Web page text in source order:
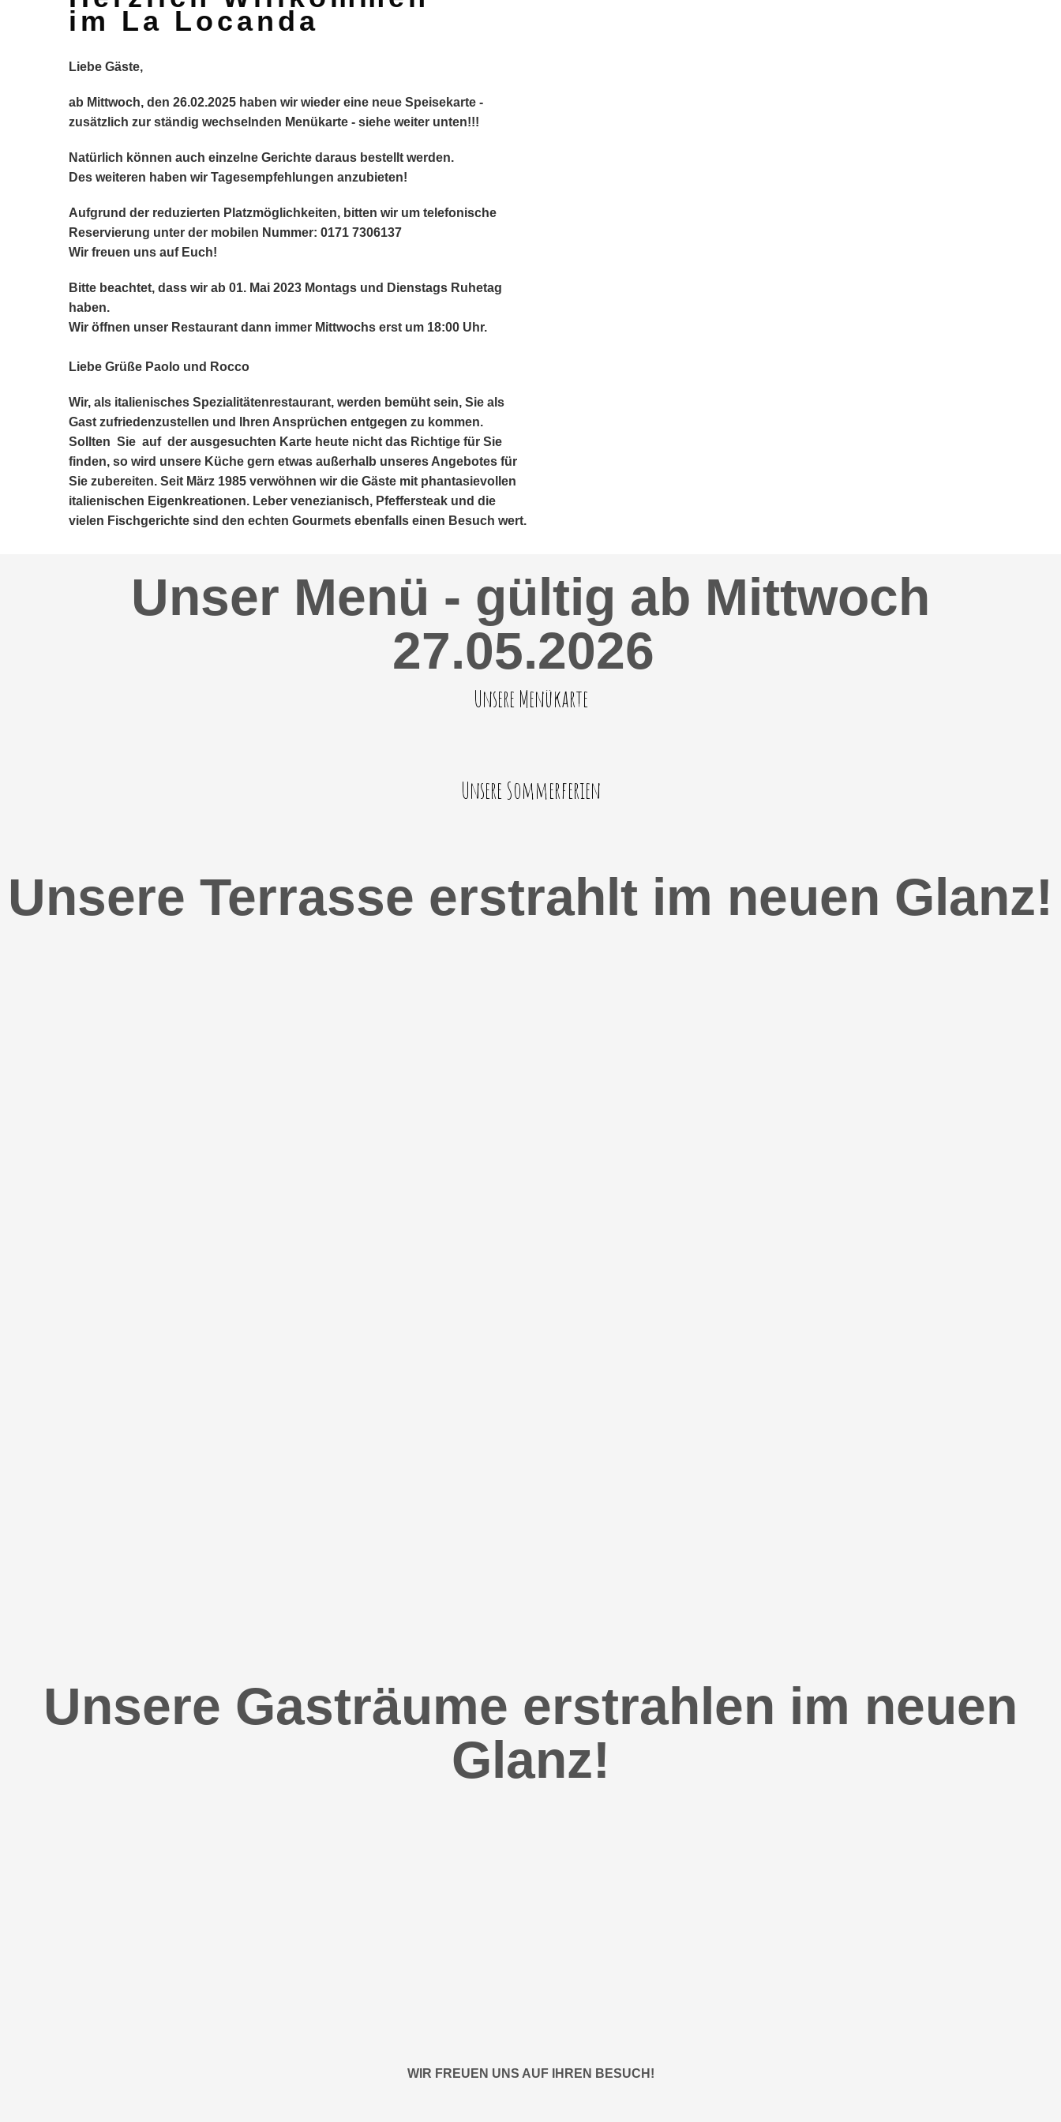
im La Locanda
Liebe Gäste,
ab Mittwoch, den 26.02.2025 haben wir wieder eine neue Speisekarte -
zusätzlich zur ständig wechselnden Menükarte - siehe weiter unten!!!
Natürlich können auch einzelne Gerichte daraus bestellt werden.
Des weiteren haben wir Tagesempfehlungen anzubieten!
Aufgrund der reduzierten Platzmöglichkeiten, bitten wir um telefonische
Reservierung unter der mobilen Nummer: 0171 7306137
Wir freuen uns auf Euch!
Bitte beachtet, dass wir ab 01. Mai 2023 Montags und Dienstags Ruhetag
haben.
Wir öffnen unser Restaurant dann immer Mittwochs erst um 18:00 Uhr.
Liebe Grüße Paolo und Rocco
Wir, als italienisches Spezialitätenrestau­rant, werden bemüht sein, Sie als
Gast zufriedenzustellen und Ihren Ansprüchen entgegen zu kommen.
Sollten Sie auf der ausgesuchten Karte heute nicht das Richti­ge für Sie
finden, so wird unsere Küche gern etwas außerhalb unseres Angebotes für
Sie zubereiten. Seit März 1985 verwöhnen wir die Gäste mit phantasievollen
italienischen Eigenkreationen. Leber venezianisch, Pfeffersteak und die
vielen Fischgerichte sind den echten Gourmets ebenfalls einen Besuch wert.
Unser Menü - gültig ab Mittwoch
27.05.2026
Unsere Menükarte
Unsere Sommerferien
Unsere Terrasse erstrahlt im neuen Glanz!
Unsere Gasträume erstrahlen im neuen
Glanz!
WIR FREUEN UNS AUF IHREN BESUCH!